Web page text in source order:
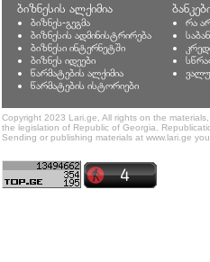
ბიზნესის ალქიმია
ბიზნეს-გეგმა
ბიზნესის ადმინისტრირება
ბიზნესი ინტერნეტში
ბიზნეს იდეები
წარმატების ალქიმია
წარმატების ისტორიები
რა
Copyright 2023 Lari.ge, All rights on the
the legislation of Republic of Georgia.
Sending or publishing materials at www.lari.ge